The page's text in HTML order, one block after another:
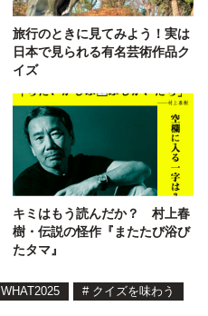
旅行のときに見てみよう！実は
日本で見られる有名芸術作品ク
イズ
キミはもう読んだか？ 村上春
樹・伝説の怪作『またたび浴び
たタマ』
WHAT2025 # クイズを味わう